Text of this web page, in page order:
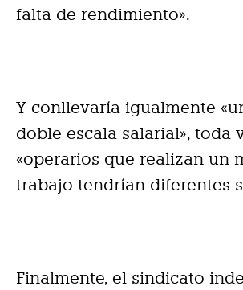
falta de rendimiento».
Y conllevaría igualmente
doble escala salarial», toda
«operarios que realizan un
trabajo tendrían diferentes
Finalmente, el sindicato